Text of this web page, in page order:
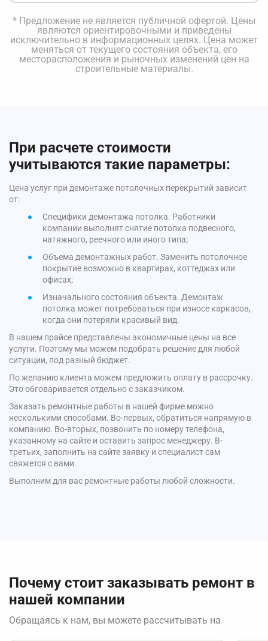
* Предложение не является публичной офертой. Цены
являются ориентировочными и приведены
исключительно в информационных целях. Цена может
меняться от текущего состояния объекта, его
месторасположения и рыночных изменений цен на
строительные материалы.
При расчете стоимости
учитываются такие параметры:
Цена услуг при демонтаже потолочных перекрытий зависит
от:
Специфики демонтажа потолка. Работники
компании выполнят снятие потолка подвесного,
натяжного, реечного или иного типа;
Объема демонтажных работ. Заменить потолочное
покрытие возможно в квартирах, коттеджах или
офисах;
Изначального состояния объекта. Демонтаж
потолка может потребоваться при износе каркасов,
когда они потеряли красивый вид.
В нашем прайсе представлены экономичные цены на все
услуги. Поэтому мы можем подобрать решение для любой
ситуации, под разный бюджет.
По желанию клиента можем предложить оплату в рассрочку.
Это обговаривается отдельно с заказчиком.
Заказать ремонтные работы в нашей фирме можно
несколькими способами. Во-первых, обратиться напрямую в
компанию. Во-вторых, позвонить по номеру телефона,
указанному на сайте и оставить запрос менеджеру. В-
третьих, заполнить на сайте заявку и специалист сам
свяжется с вами.
Выполним для вас ремонтные работы любой сложности.
Почему стоит заказывать ремонт в
нашей компании
Обращаясь к нам, вы можете рассчитывать на